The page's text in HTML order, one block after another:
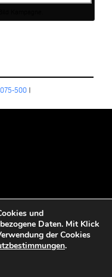
500 |
und
Daten. Mit Klick
der Cookies
.